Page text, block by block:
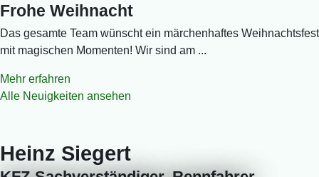
Frohe Weihnacht
Das gesamte Team wünscht ein märchenhaftes Weihnachtsfest
mit magischen Momenten! Wir sind am ...
Mehr erfahren
Alle Neuigkeiten ansehen
Heinz Siegert